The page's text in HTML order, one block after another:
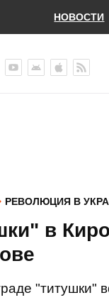
НОВОСТИ
РЕВОЛЮЦИЯ В
в
"титушки"